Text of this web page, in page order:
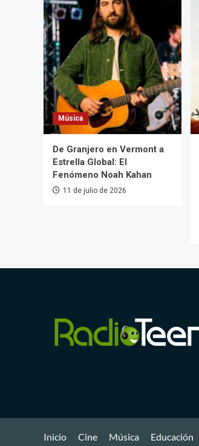
Música
De Granjero en Vermont a
Estrella Global: El
Fenómeno Noah Kahan
11 de julio de 2026
Inicio Cine Música Educación